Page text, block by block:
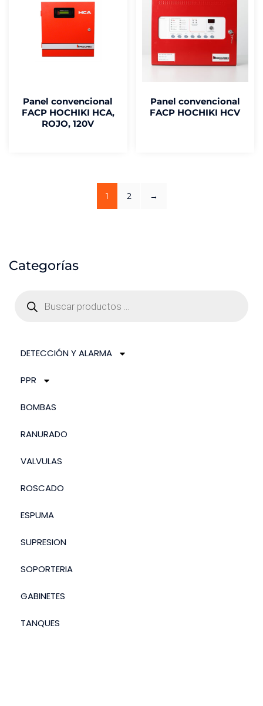
Panel convencional
FACP HOCHIKI HCA,
ROJO, 120V
Panel convencional
FACP HOCHIKI HCV
1 2 →
Categorías
DETECCIÓN Y ALARMA
PPR
BOMBAS
RANURADO
VALVULAS
ROSCADO
ESPUMA
SUPRESION
SOPORTERIA
GABINETES
TANQUES